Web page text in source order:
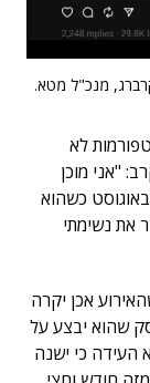
מנכ"ל מטא.
לא
"אני מוכן
היום". צוקרברג המשיך וציין: "הצעתי את ה-26 באוגוסט כשהוא
את נשימתי
אכן יקרה
שהוא יבצע על
העידה כי ישנה